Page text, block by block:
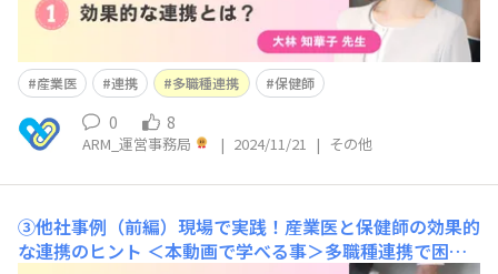
産業医 連携 多職種連携 保健師
0 8
ARM_運営事務局 | 2024/11/21 | その他
③他社事例（前編）現場で実践！産業医と保健師の効果的
な連携のヒント ＜本動画で学べる事＞多職種連携で困っ